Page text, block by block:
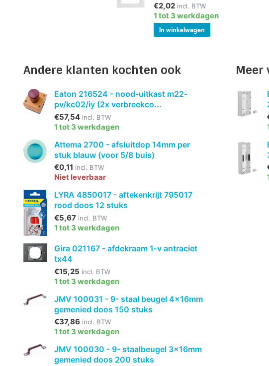
€2,02 incl. BTW
1 tot 3 werkdagen
In winkelwagen
Andere klanten kochten ook
Eaton 216524 - nood-uitkast m22-
pv/kc02/iy (2x verbreekco...
€57,54 incl. BTW
1 tot 3 werkdagen
Attema 2700 - afsluitdop 14mm per
stuk blauw (voor 5/8 buis)
€0,11 incl. BTW
Niet leverbaar
LYRA 4850017 - aftekenkrijt 795017
rood doos 12 stuks
€5,67 incl. BTW
1 tot 3 werkdagen
Gira 021167 - afdekraam 1-v antraciet
tx44
€15,25 incl. BTW
1 tot 3 werkdagen
JMV 100031 - 9- staal beugel 4x16mm
gemenied doos 150 stuks
€37,86 incl. BTW
1 tot 3 werkdagen
JMV 100030 - 9- staalbeugel 3x16mm
gemenied doos 200 stuks
Meer